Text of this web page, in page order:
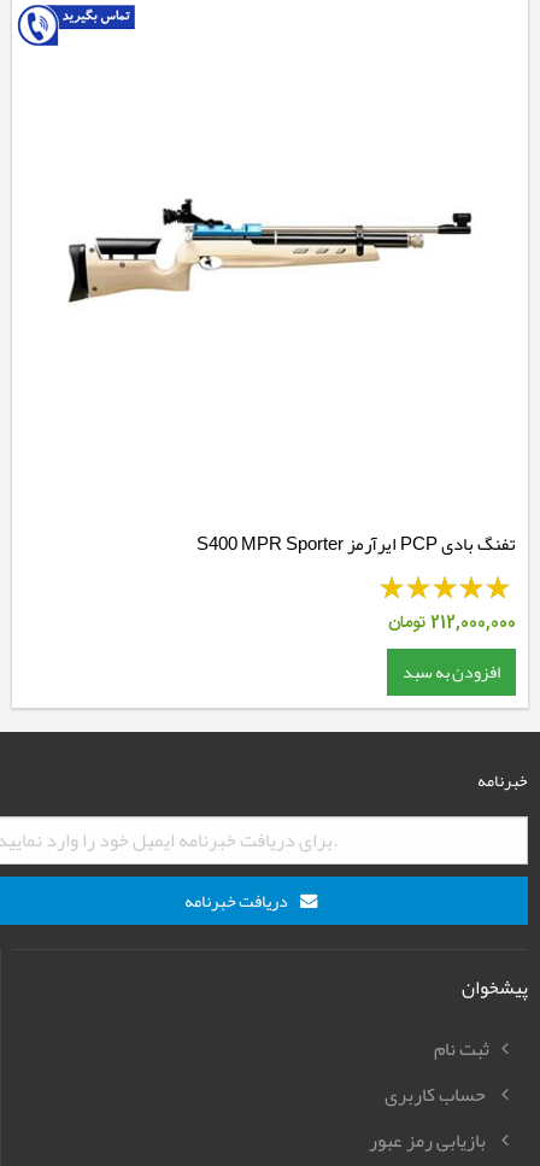
تفنگ بادی PCP ایرآرمز S400 MPR Sporter
212,000,000تومان
افزودن به سبد
خبرنامه
دریافت خبرنامه
پیشخوان
ثبت نام
حساب کاربری
بازیابی رمز عبور